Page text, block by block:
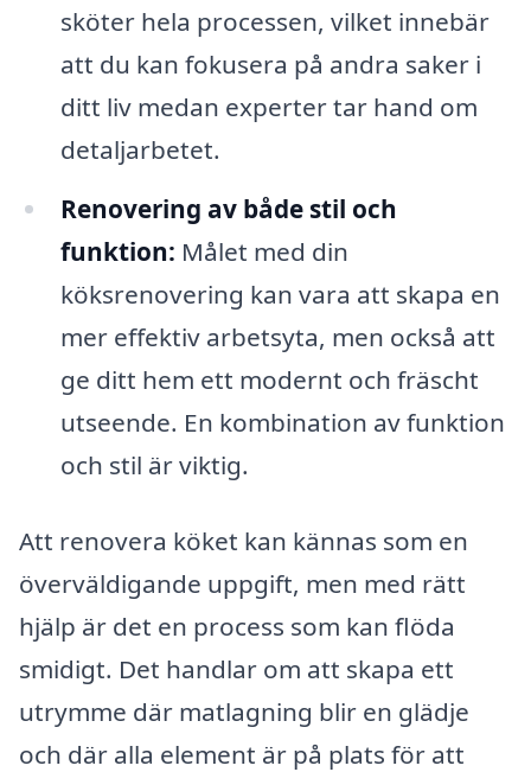
sköter hela processen, vilket innebär
att du kan fokusera på andra saker i
ditt liv medan experter tar hand om
detaljarbetet.
Renovering av både stil och
funktion: Målet med din
köksrenovering kan vara att skapa en
mer effektiv arbetsyta, men också att
ge ditt hem ett modernt och fräscht
utseende. En kombination av funktion
och stil är viktig.
Att renovera köket kan kännas som en
överväldigande uppgift, men med rätt
hjälp är det en process som kan flöda
smidigt. Det handlar om att skapa ett
utrymme där matlagning blir en glädje
och där alla element är på plats för att